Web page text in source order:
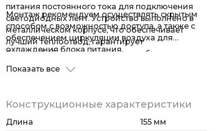
питания постоянного тока для подключения
светодиодных лент. Устройство выполнено в
металлическом корпусе, что обеспечивает
лучший теплоотвод, гарантирует
бесперебойную и длительную работу.
Монтаж рекомендуем осуществлять скрытым
способом с возможностью доступа, а также с
обеспечением циркуляции воздуха для
охлаждения блока питания.
Показать все
Конструкционные характеристики
Длина
155 мм